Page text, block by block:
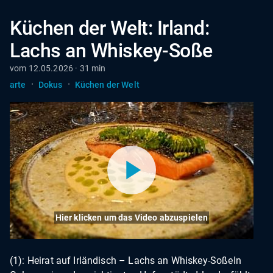
Küchen der Welt: Irland:
Lachs an Whiskey-Soße
vom 12.05.2026 · 31 min
arte
· Dokus · Küchen der Welt
Hier klicken um das Video abzuspielen
(1): Heirat auf Irländisch – Lachs an Whiskey-SoßeIn